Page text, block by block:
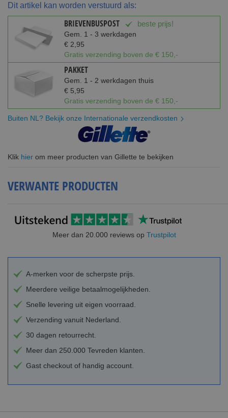
Dit artikel kan worden verstuurd als:
BRIEVENBUSPOST beste prijs!
Gem. 1 - 3 werkdagen
€ 2,95
Gratis verzending boven de € 150,-
PAKKET
Gem. 1 - 2 werkdagen thuis
€ 5,95
Gratis verzending boven de € 150,-
Buiten NL? Bekijk onze Internationale verzendkosten
Klik hier om meer producten van Gillette te bekijken
VERWANTE PRODUCTEN
Meer dan 20.000 reviews op Trustpilot
A-merken voor de scherpste prijs.
Meerdere veilige betaalmogelijkheden.
Snelle levering uit eigen voorraad.
Verzending vanuit Nederland.
30 dagen retourrecht.
Meer dan 250.000 Tevreden klanten.
Gast checkout of handig account.